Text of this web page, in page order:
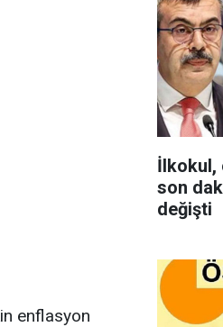
enflasyon
İlkokul,
son
değişti